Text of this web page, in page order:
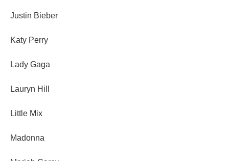
Justin Bieber
Katy Perry
Lady Gaga
Lauryn Hill
Little Mix
Madonna